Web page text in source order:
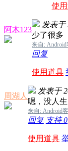
使
阿木123
发表于
少了很多
来自:
回复
使用道具
周湖人
发表于
嗯，没人
来自: Android
回复 支持0
使用道具